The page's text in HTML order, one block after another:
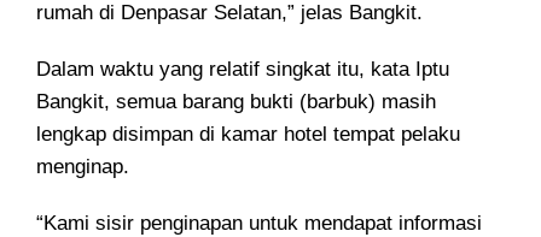
rumah di Denpasar Selatan,” jelas Bangkit.
Dalam waktu yang relatif singkat itu, kata Iptu
Bangkit, semua barang bukti (barbuk) masih
lengkap disimpan di kamar hotel tempat pelaku
menginap.
“Kami sisir penginapan untuk mendapat informasi